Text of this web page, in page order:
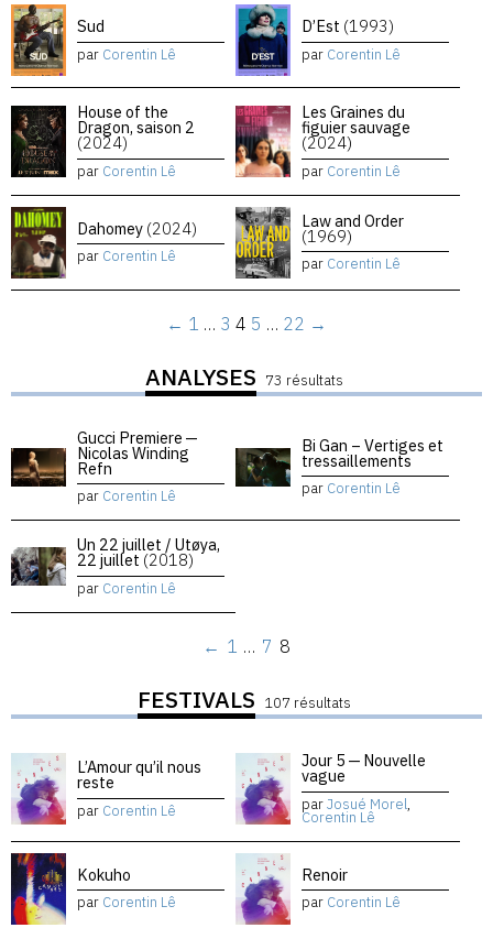
Sud
par Corentin Lê
D’Est (1993)
par Corentin Lê
House of the
Dragon, saison 2
(2024)
par Corentin Lê
Les Graines du
figuier sauvage
(2024)
par Corentin Lê
Dahomey (2024)
par Corentin Lê
Law and Order
(1969)
par Corentin Lê
← 1 … 3 4 5 … 22 →
ANALYSES 73 résultats
Gucci Premiere —
Nicolas Winding
Refn
par Corentin Lê
Bi Gan – Vertiges et
tressaillements
par Corentin Lê
Un 22 juillet / Utøya,
22 juillet (2018)
par Corentin Lê
← 1 … 7 8
FESTIVALS 107 résultats
L’Amour qu’il nous
reste
par Corentin Lê
Jour 5 — Nouvelle
vague
parJosué Morel,
Corentin Lê
Kokuho
par Corentin Lê
Renoir
par Corentin Lê